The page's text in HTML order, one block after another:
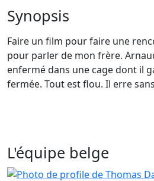
Synopsis
Faire un film pour faire une
pour parler de mon frère.
enfermé dans une cage dont il
fermée. Tout est flou. Il erre
L'équipe belge